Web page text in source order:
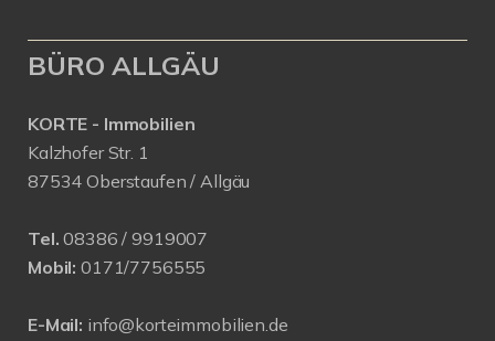
BÜRO ALLGÄU
KORTE - Immobilien
Kalzhofer Str. 1
87534 Oberstaufen / Allgäu
Tel. 08386 / 9919007
Mobil: 0171/7756555
E-Mail: info@korteimmobilien.de